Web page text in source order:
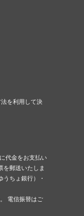
を利用して決
代金をお支払い
を郵送いたしま
ちょ銀行）・
電信振替はご